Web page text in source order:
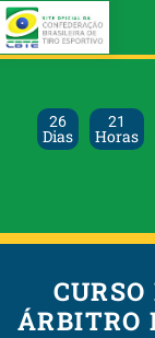
26
Dias
21
Horas
ÁRBITRO